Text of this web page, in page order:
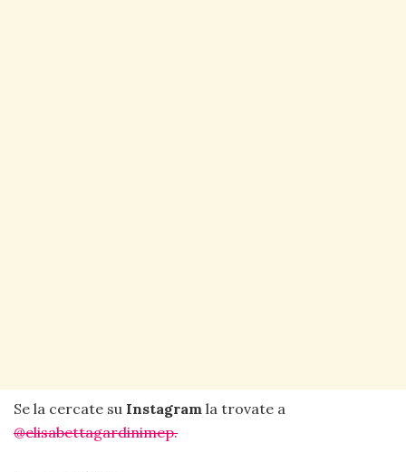
Se la cercate su Instagram la trovate a
@elisabettagardinimep.